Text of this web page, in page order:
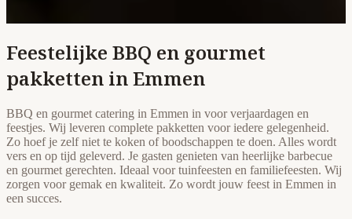
Feestelijke BBQ en gourmet
pakketten in Emmen
BBQ en gourmet catering in Emmen in voor verjaardagen en
feestjes. Wij leveren complete pakketten voor iedere gelegenheid.
Zo hoef je zelf niet te koken of boodschappen te doen. Alles wordt
vers en op tijd geleverd. Je gasten genieten van heerlijke barbecue
en gourmet gerechten. Ideaal voor tuinfeesten en familiefeesten. Wij
zorgen voor gemak en kwaliteit. Zo wordt jouw feest in Emmen in
een succes.